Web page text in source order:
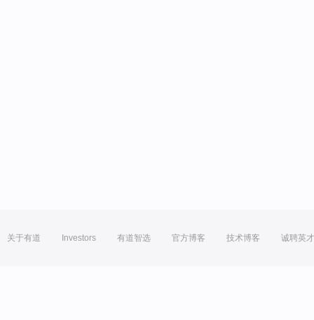
关于有道 Investors 有道智选 官方博客 技术博客 诚聘英才